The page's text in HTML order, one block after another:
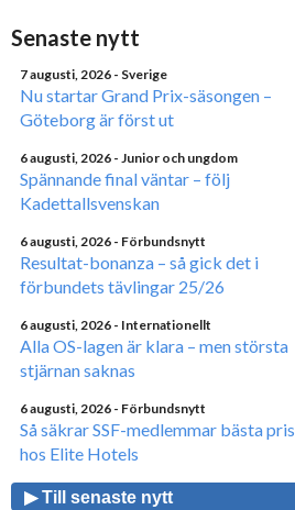
Senaste nytt
7 augusti, 2026 - Sverige
Nu startar Grand Prix-säsongen –
Göteborg är först ut
6 augusti, 2026 - Junior och ungdom
Spännande final väntar – följ
Kadettallsvenskan
6 augusti, 2026 - Förbundsnytt
Resultat-bonanza – så gick det i
förbundets tävlingar 25/26
6 augusti, 2026 - Internationellt
Alla OS-lagen är klara – men största
stjärnan saknas
6 augusti, 2026 - Förbundsnytt
Så säkrar SSF-medlemmar bästa pris
hos Elite Hotels
▶ Till senaste nytt